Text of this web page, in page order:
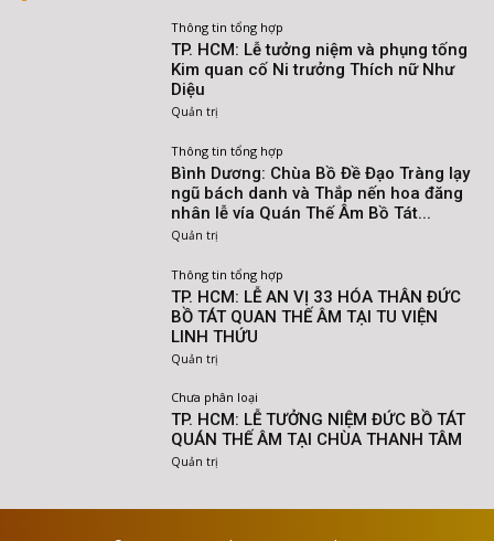
Thông tin tổng hợp
TP. HCM: Lễ tưởng niệm và phụng tống
Kim quan cố Ni trưởng Thích nữ Như
Diệu
Quản trị
Thông tin tổng hợp
Bình Dương: Chùa Bồ Đề Đạo Tràng lạy
ngũ bách danh và Thắp nến hoa đăng
nhân lễ vía Quán Thế Âm Bồ Tát...
Quản trị
Thông tin tổng hợp
TP. HCM: LỄ AN VỊ 33 HÓA THÂN ĐỨC
BỒ TÁT QUAN THẾ ÂM TẠI TU VIỆN
LINH THỨU
Quản trị
Chưa phân loại
TP. HCM: LỄ TƯỞNG NIỆM ĐỨC BỒ TÁT
QUÁN THẾ ÂM TẠI CHÙA THANH TÂM
Quản trị